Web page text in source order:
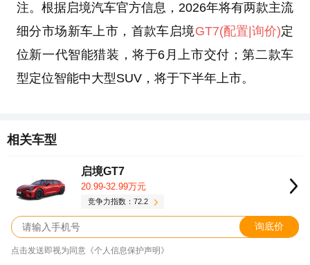
注。根据启境汽车官方信息，2026年将有两款主流
细分市场新车上市，首款车启境GT7(配置 |询价)定
位新一代智能猎装，将于6月上市交付；第二款车
型定位智能中大型SUV，将于下半年上市。
相关车型
启境GT7
20.99-32.99万元
竞争力指数：72.2
询底价
点击发送即视为同意《个人信息保护声明》